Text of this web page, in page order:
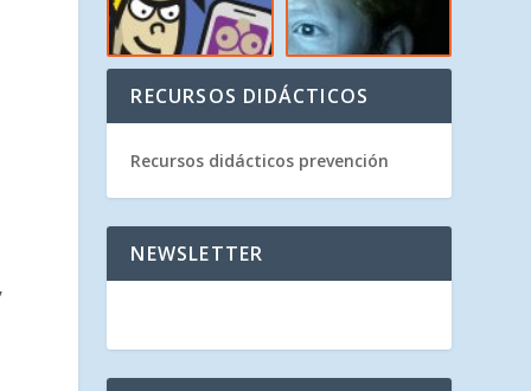
RECURSOS DIDÁCTICOS
Recursos didácticos prevención
NEWSLETTER